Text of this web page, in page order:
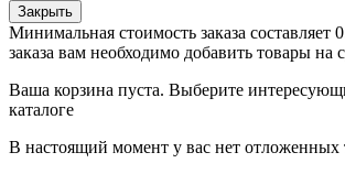
Закрыть
Минимальная стоимость заказа составляет
заказа вам необходимо добавить товары на
Ваша корзина пуста. Выберите
каталоге
В настоящий момент у вас нет отложенных